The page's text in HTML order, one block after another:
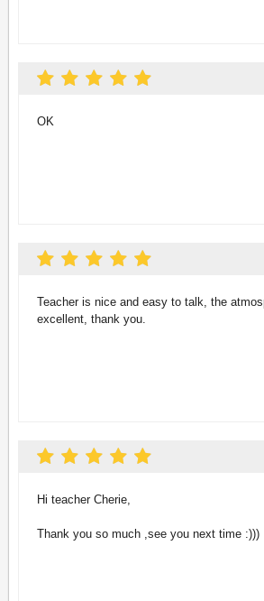
OK
Teacher is nice and easy to talk, the
excellent, thank you.
Hi teacher Cherie,
Thank you so much ,see you next time :)))